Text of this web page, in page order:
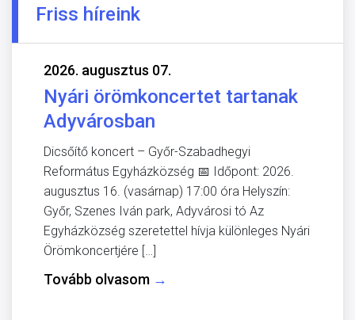
Friss híreink
2026. augusztus 07.
Nyári örömkoncertet tartanak
Adyvárosban
Dicsőítő koncert – Győr-Szabadhegyi
Református Egyházközség 📅 Időpont: 2026.
augusztus 16. (vasárnap) 17:00 óra Helyszín:
Győr, Szenes Iván park, Adyvárosi tó Az
Egyházközség szeretettel hívja különleges Nyári
Örömkoncertjére […]
Tovább olvasom →